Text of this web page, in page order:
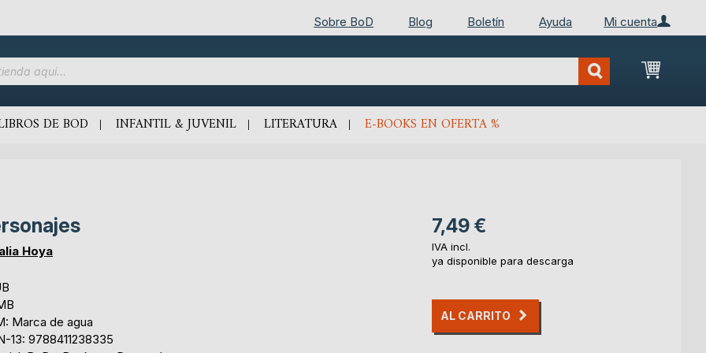
Mi cuenta
Sobre BoD Blog Boletín Ayuda
Mi
DE BOD INFANTIL & JUVENIL LITERATURA E-BOOKS EN OFERTA %
Hoya
Marca de agua
13: 9788411238335
7,49 €
IVA incl.
ya disponible para descarga
AL CARRITO